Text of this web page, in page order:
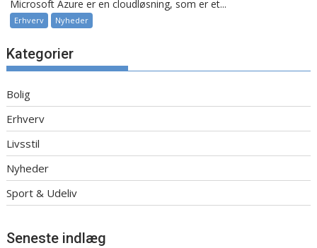
Microsoft Azure er en cloudløsning, som er et...
Erhverv Nyheder
Kategorier
Bolig
Erhverv
Livsstil
Nyheder
Sport & Udeliv
Seneste indlæg